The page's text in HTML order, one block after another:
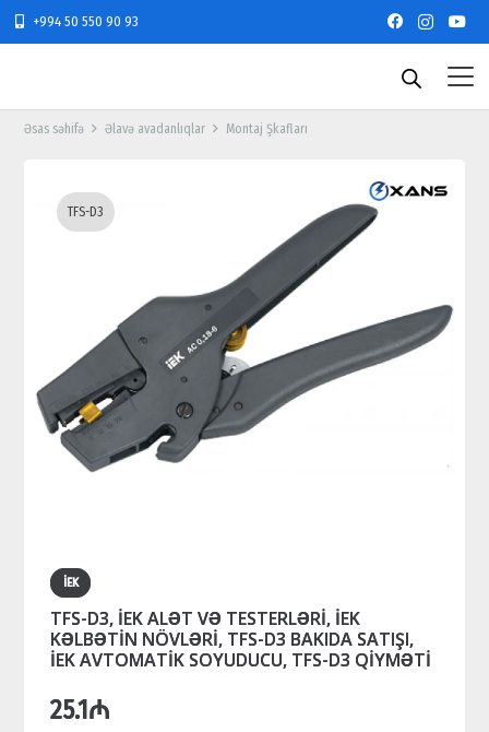
+994 50 550 90 93
Əsas səhifə Əlavə avadanlıqlar Montaj Şkafları
TFS-D3
İEK
TFS-D3, İEK ALƏT VƏ TESTERLƏRİ, İEK
KƏLBƏTİN NÖVLƏRİ, TFS-D3 BAKIDA SATIŞI,
İEK AVTOMATİK SOYUDUCU, TFS-D3 QİYMƏTİ
25.1 ₼